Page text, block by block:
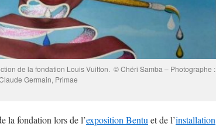
de la fondation Louis Vuitton. © Chéri Samba – Photographe :
Germain, Primae
la fondation lors de l’exposition Bentu et de l’installation